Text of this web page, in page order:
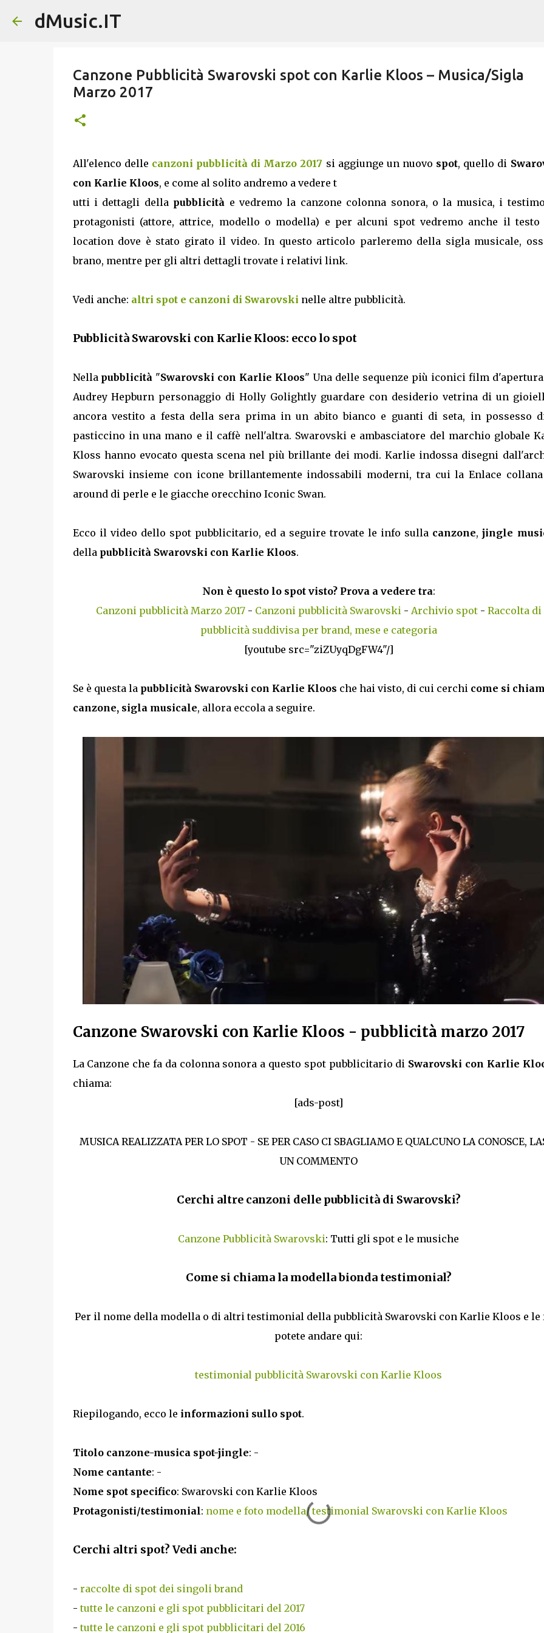
dMusic.IT
Canzone Pubblicità Swarovski spot con Karlie Kloos – Musica/Sigla
Marzo 2017
All'elenco delle canzoni pubblicità di Marzo 2017 si aggiunge un nuovo spot, quello di
con Karlie Kloos, e come al solito andremo a vedere t
utti i dettagli della pubblicità e vedremo la canzone colonna sonora, o la musica, i
protagonisti (attore, attrice, modello o modella) e per alcuni spot vedremo anche il testo
location dove è stato girato il video. In questo articolo parleremo della sigla musicale,
brano, mentre per gli altri dettagli trovate i relativi link.
Vedi anche: altri spot e canzoni di Swarovski nelle altre pubblicità.
Pubblicità Swarovski con Karlie Kloos: ecco lo spot
Nella pubblicità "Swarovski con Karlie Kloos" Una delle sequenze più iconici film
Audrey Hepburn personaggio di Holly Golightly guardare con desiderio vetrina di un
ancora vestito a festa della sera prima in un abito bianco e guanti di seta, in possesso
pasticcino in una mano e il caffè nell'altra. Swarovski e ambasciatore del marchio globale
Kloss hanno evocato questa scena nel più brillante dei modi. Karlie indossa disegni
Swarovski insieme con icone brillantemente indossabili moderni, tra cui la Enlace
around di perle e le giacche orecchino Iconic Swan.
Ecco il video dello spot pubblicitario, ed a seguire trovate le info sulla canzone,jingle
della pubblicità Swarovski con Karlie Kloos.
Non è questo lo spot visto? Prova a vedere tra:
Canzoni pubblicità Marzo 2017- Canzoni pubblicità Swarovski- Archivio spot- Raccolta di
pubblicità suddivisa per brand, mese e categoria
[youtube src="ziZUyqDgFW4"/]
Se è questa la pubblicità Swarovski con Karlie Kloos che hai visto, di cui cerchi come si
canzone, sigla musicale, allora eccola a seguire.
Canzone Swarovski con Karlie Kloos - pubblicità marzo 2017
La Canzone che fa da colonna sonora a questo spot pubblicitario di Swarovski con Karlie
chiama:
[ads-post]
MUSICA REALIZZATA PER LO SPOT - SE PER CASO CI SBAGLIAMO E QUALCUNO LA CONOSCE,
UN COMMENTO
Cerchi altre canzoni delle pubblicità di Swarovski?
Canzone Pubblicità Swarovski: Tutti gli spot e le musiche
Come si chiama la modella bionda testimonial?
Per il nome della modella o di altri testimonial della pubblicità Swarovski con Karlie Kloos e le
potete andare qui:
testimonial pubblicità Swarovski con Karlie Kloos
Riepilogando, ecco le informazioni sullo spot.
Titolo canzone-musica spot-jingle: -
Nome cantante: -
Nome spot specifico: Swarovski con Karlie Kloos
Protagonisti/testimonial: nome e foto modella/ testimonial Swarovski con Karlie Kloos
Cerchi altri spot? Vedi anche:
- raccolte di spot dei singoli brand
-tutte le canzoni e gli spot pubblicitari del 2017
-tutte le canzoni e gli spot pubblicitari del 2016